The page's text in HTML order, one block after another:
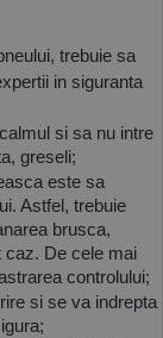
trebuie sa
in siguranta
si sa nu intre
greseli;
este sa
Astfel, trebuie
brusca,
caz. De cele mai
controlului;
si se va indrepta